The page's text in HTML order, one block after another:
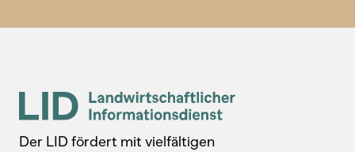
Der LID fördert mit vielfältigen